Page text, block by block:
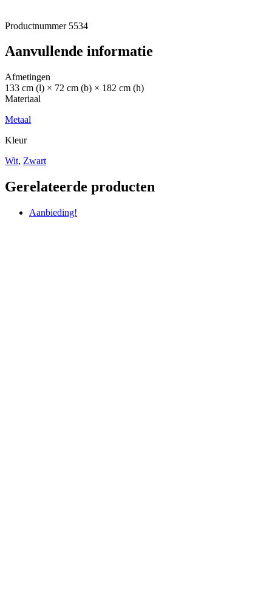
Productnummer 5534
Aanvullende informatie
Afmetingen
133 cm (l) × 72 cm (b) × 182 cm (h)
Materiaal
Metaal
Kleur
Wit, Zwart
Gerelateerde producten
Aanbieding!